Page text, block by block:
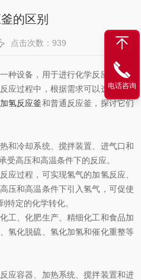
的区别
点击次数：939
设备，用于进行化学反应、合成
应过程中，根据需求可以选择不同
加氢反应釜和普通反应釜，探讨它们
冷却系统、搅拌装置、进气口和
受高压和高温条件下的反应。
过程，可实现氢气的加氢反应、
压和高温条件下引入氢气，可促使
特定的化学转化。
、化肥生产、精细化工和食品加
氢化脱硫、氢化加氢和催化重整等
容器、加热系统、搅拌装置和进
电话咨询